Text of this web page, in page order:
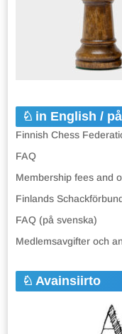
in English /
Finnish Chess
FAQ
Membership fees and
Finlands
FAQ (på svenska)
Medlemsavgifter och
Avainsiirto